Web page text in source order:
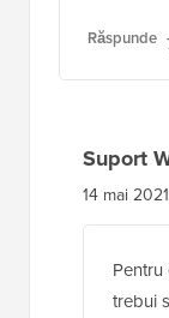
Răspunde
Suport
14 mai
trebui